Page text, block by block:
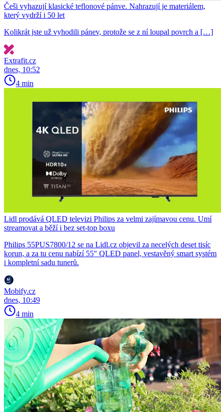
Češi vyhazují klasické teflonové pánve. Nahrazují je materiálem,
který vydrží i 50 let
Kolikrát jste už vyhodili pánev, protože se z ní loupal povrch a […]
Extrafit.cz
dnes, 10:52
4 min
Lidl prodává QLED televizi Philips za velmi zajímavou cenu. Umí
streamovat a běží i bez set-top boxu
Philips 55PUS7800/12 se na Lidl.cz objevil za necelých deset tisíc
korun, a za tu cenu nabízí 55″ QLED panel, vestavěný smart systém
i kompletní sadu tunerů.
Mobify.cz
dnes, 10:49
4 min